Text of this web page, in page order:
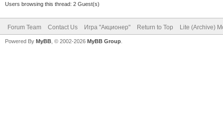
Users browsing this thread: 2 Guest(s)
Forum Team Contact Us Игра "Акционер" Return to Top Lite (Archive)
Powered By MyBB , © 2002-2026 MyBB Group